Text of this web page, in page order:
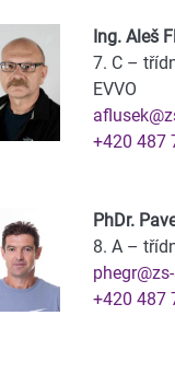
Ing. Aleš
7. C –
EVVO
+420 487
PhDr.
8. A –
+420 487